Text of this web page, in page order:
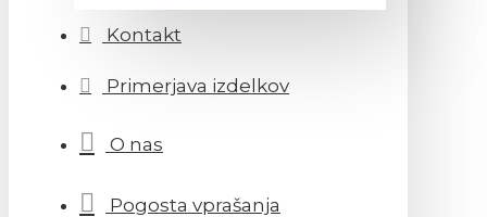
Kontakt
Primerjava izdelkov
O nas
Pogosta vprašanja